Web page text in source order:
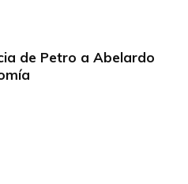
de Petro a Abelardo